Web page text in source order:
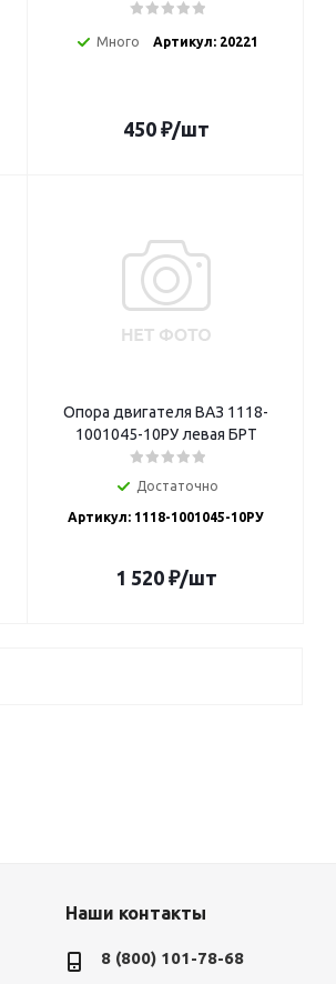
Много Артикул: 20221
450₽/шт
Опора двигателя ВАЗ 1118-
1001045-10РУ левая БРТ
Достаточно
Артикул: 1118-1001045-10РУ
1 520₽/шт
Наши контакты
8 (800) 101-78-68